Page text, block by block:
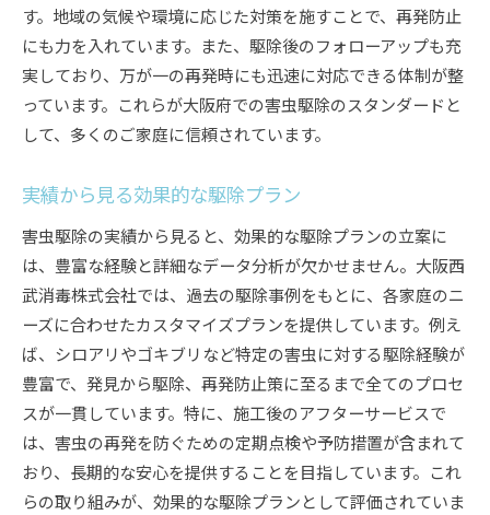
す。地域の気候や環境に応じた対策を施すことで、再発防止
にも力を入れています。また、駆除後のフォローアップも充
実しており、万が一の再発時にも迅速に対応できる体制が整
っています。これらが大阪府での害虫駆除のスタンダードと
して、多くのご家庭に信頼されています。
実績から見る効果的な駆除プラン
害虫駆除の実績から見ると、効果的な駆除プランの立案に
は、豊富な経験と詳細なデータ分析が欠かせません。大阪西
武消毒株式会社では、過去の駆除事例をもとに、各家庭のニ
ーズに合わせたカスタマイズプランを提供しています。例え
ば、シロアリやゴキブリなど特定の害虫に対する駆除経験が
豊富で、発見から駆除、再発防止策に至るまで全てのプロセ
スが一貫しています。特に、施工後のアフターサービスで
は、害虫の再発を防ぐための定期点検や予防措置が含まれて
おり、長期的な安心を提供することを目指しています。これ
らの取り組みが、効果的な駆除プランとして評価されていま